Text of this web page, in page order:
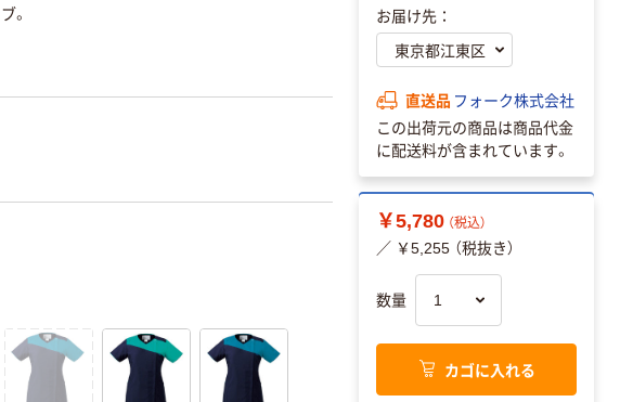
。 お届け先：
直送品 フォーク株式会社
この出荷元の商品は商品代金
に配送料が含まれています。
￥5,780 （税込）
／ ￥5,255 （税抜き）
数量
カゴに入れる